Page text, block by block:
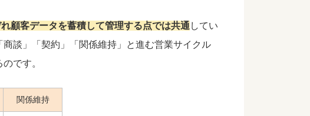
顧客データを蓄積して管理する点では共通 してい
談」「契約」「関係維持」と進む営業サイクル
です。
関係維持